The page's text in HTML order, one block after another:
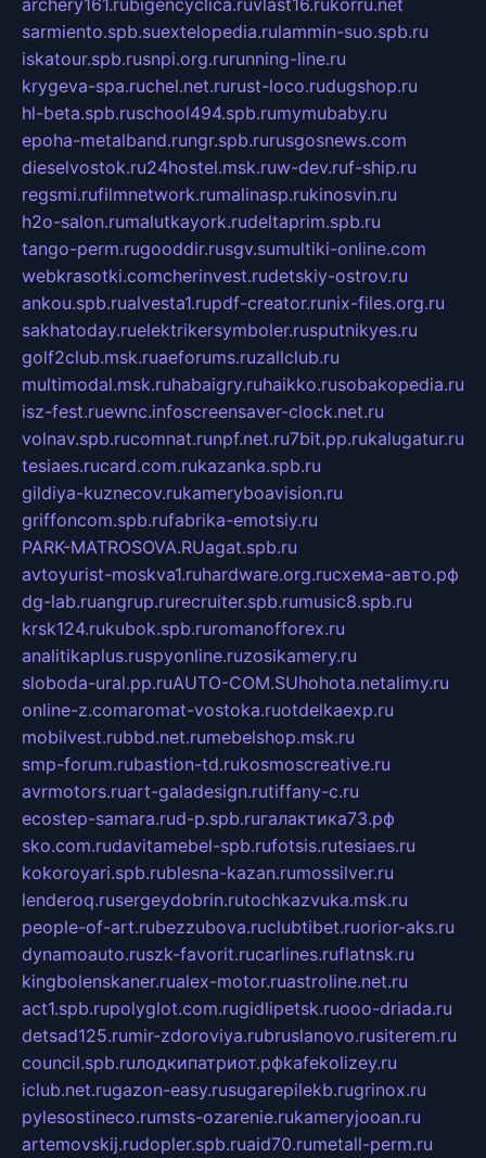
archery161.rubigencyclica.ruvlast16.rukorru.net
sarmiento.spb.suextelopedia.rulammin-suo.spb.ru
iskatour.spb.rusnpi.org.rurunning-line.ru
krygeva-spa.ruchel.net.rurust-loco.rudugshop.ru
hl-beta.spb.ruschool494.spb.rumymubaby.ru
epoha-metalband.rungr.spb.rurusgosnews.com
dieselvostok.ru24hostel.msk.ruw-dev.ruf-ship.ru
regsmi.rufilmnetwork.rumalinasp.rukinosvin.ru
h2o-salon.rumalutkayork.rudeltaprim.spb.ru
tango-perm.rugooddir.rusgv.sumultiki-online.com
webkrasotki.comcherinvest.rudetskiy-ostrov.ru
ankou.spb.rualvesta1.rupdf-creator.runix-files.org.ru
sakhatoday.ruelektrikersymboler.rusputnikyes.ru
golf2club.msk.ruaeforums.ruzallclub.ru
multimodal.msk.ruhabaigry.ruhaikko.rusobakopedia.ru
isz-fest.ruewnc.infoscreensaver-clock.net.ru
volnav.spb.rucomnat.runpf.net.ru7bit.pp.rukalugatur.ru
tesiaes.rucard.com.rukazanka.spb.ru
gildiya-kuznecov.rukameryboavision.ru
griffoncom.spb.rufabrika-emotsiy.ru
PARK-MATROSOVA.RUagat.spb.ru
avtoyurist-moskva1.ruhardware.org.ruсхема-авто.рф
dg-lab.ruangrup.rurecruiter.spb.rumusic8.spb.ru
krsk124.rukubok.spb.ruromanofforex.ru
analitikaplus.ruspyonline.ruzosikamery.ru
sloboda-ural.pp.ruAUTO-COM.SUhohota.netalimy.ru
online-z.comaromat-vostoka.ruotdelkaexp.ru
mobilvest.rubbd.net.rumebelshop.msk.ru
smp-forum.rubastion-td.rukosmoscreative.ru
avrmotors.ruart-galadesign.rutiffany-c.ru
ecostep-samara.rud-p.spb.ruгалактика73.рф
sko.com.rudavitamebel-spb.rufotsis.rutesiaes.ru
kokoroyari.spb.rublesna-kazan.rumossilver.ru
lenderoq.rusergeydobrin.rutochkazvuka.msk.ru
people-of-art.rubezzubova.ruclubtibet.ruorior-aks.ru
dynamoauto.ruszk-favorit.rucarlines.ruflatnsk.ru
kingbolenskaner.rualex-motor.ruastroline.net.ru
act1.spb.rupolyglot.com.rugidlipetsk.ruooo-driada.ru
detsad125.rumir-zdoroviya.rubruslanovo.rusiterem.ru
council.spb.ruлодкипатриот.рфkafekolizey.ru
iclub.net.rugazon-easy.rusugarepilekb.rugrinox.ru
pylesostineco.rumsts-ozarenie.rukameryjooan.ru
artemovskij.rudopler.spb.ruaid70.rumetall-perm.ru